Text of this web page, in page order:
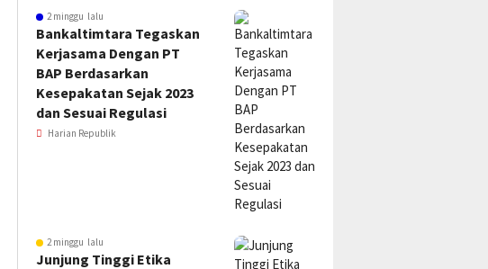
2 minggu lalu
Bankaltimtara Tegaskan
Kerjasama Dengan PT
BAP Berdasarkan
Kesepakatan Sejak 2023
dan Sesuai Regulasi
Harian Republik
2 minggu lalu
Junjung Tinggi Etika